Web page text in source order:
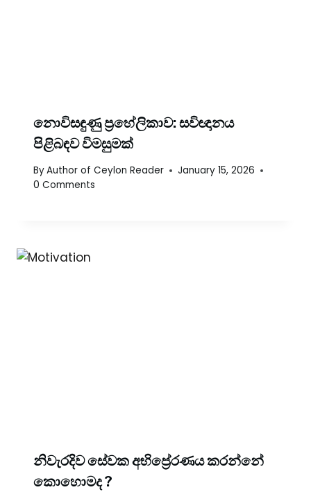
නොවිසඳුණු ප්‍රහේලිකාව: සවිඥානය
පිළිබඳව විමසුමක්
ByAuthor of Ceylon Reader
January 15, 2026
0 Comments
නිවැරදිව සේවක අභිප්‍රේරණය කරන්නේ
කොහොමද ?